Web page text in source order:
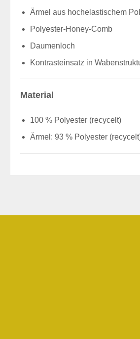
Ärmel aus hochelastischem
Polyester-Honey-Comb
Daumenloch
Kontrasteinsatz in
Material
100 % Polyester (recycelt)
Ärmel: 93 % Polyester